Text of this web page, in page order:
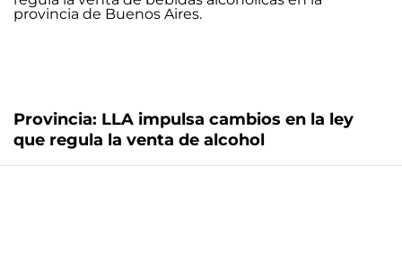
Provincia: LLA impulsa cambios en la ley
que regula la venta de alcohol